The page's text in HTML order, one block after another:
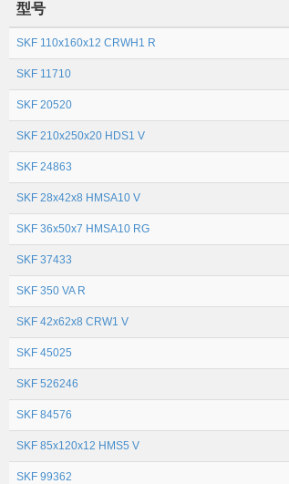
型号
SKF 110x160x12 CRWH1 R
SKF 11710
SKF 20520
SKF 210x250x20 HDS1 V
SKF 24863
SKF 28x42x8 HMSA10 V
SKF 36x50x7 HMSA10 RG
SKF 37433
SKF 350 VA R
SKF 42x62x8 CRW1 V
SKF 45025
SKF 526246
SKF 84576
SKF 85x120x12 HMS5 V
SKF 99362